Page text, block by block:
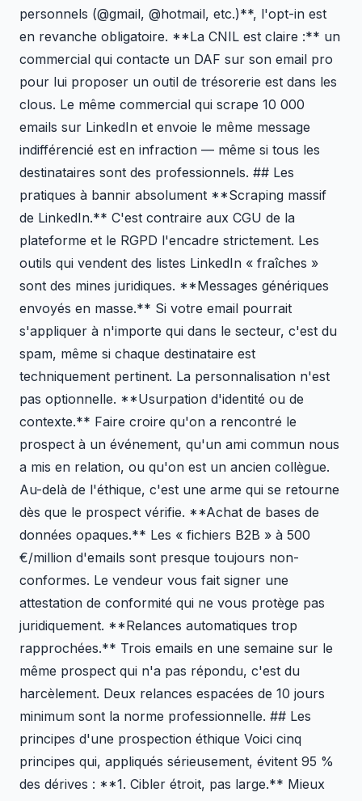
personnels (@gmail, @hotmail, etc.)**, l'opt-in est
en revanche obligatoire. **La CNIL est claire :** un
commercial qui contacte un DAF sur son email pro
pour lui proposer un outil de trésorerie est dans les
clous. Le même commercial qui scrape 10 000
emails sur LinkedIn et envoie le même message
indifférencié est en infraction — même si tous les
destinataires sont des professionnels. ## Les
pratiques à bannir absolument **Scraping massif
de LinkedIn.** C'est contraire aux CGU de la
plateforme et le RGPD l'encadre strictement. Les
outils qui vendent des listes LinkedIn « fraîches »
sont des mines juridiques. **Messages génériques
envoyés en masse.** Si votre email pourrait
s'appliquer à n'importe qui dans le secteur, c'est du
spam, même si chaque destinataire est
techniquement pertinent. La personnalisation n'est
pas optionnelle. **Usurpation d'identité ou de
contexte.** Faire croire qu'on a rencontré le
prospect à un événement, qu'un ami commun nous
a mis en relation, ou qu'on est un ancien collègue.
Au-delà de l'éthique, c'est une arme qui se retourne
dès que le prospect vérifie. **Achat de bases de
données opaques.** Les « fichiers B2B » à 500
€/million d'emails sont presque toujours non-
conformes. Le vendeur vous fait signer une
attestation de conformité qui ne vous protège pas
juridiquement. **Relances automatiques trop
rapprochées.** Trois emails en une semaine sur le
même prospect qui n'a pas répondu, c'est du
harcèlement. Deux relances espacées de 10 jours
minimum sont la norme professionnelle. ## Les
principes d'une prospection éthique Voici cinq
principes qui, appliqués sérieusement, évitent 95 %
des dérives : **1. Cibler étroit, pas large.** Mieux